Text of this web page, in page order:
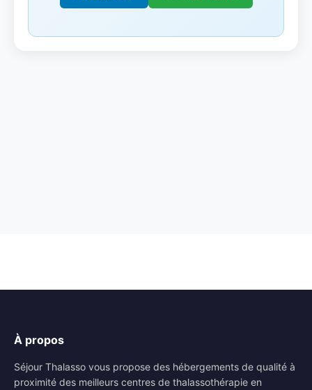
À propos
Séjour Thalasso vous propose des hébergements de qualité à
proximité des meilleurs centres de thalassothérapie en